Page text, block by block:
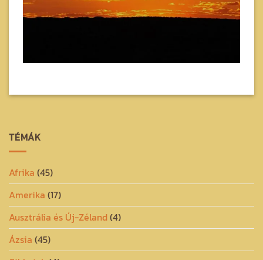
TÉMÁK
Afrika (45)
Amerika (17)
Ausztrália és Új-Zéland(4)
Ázsia (45)